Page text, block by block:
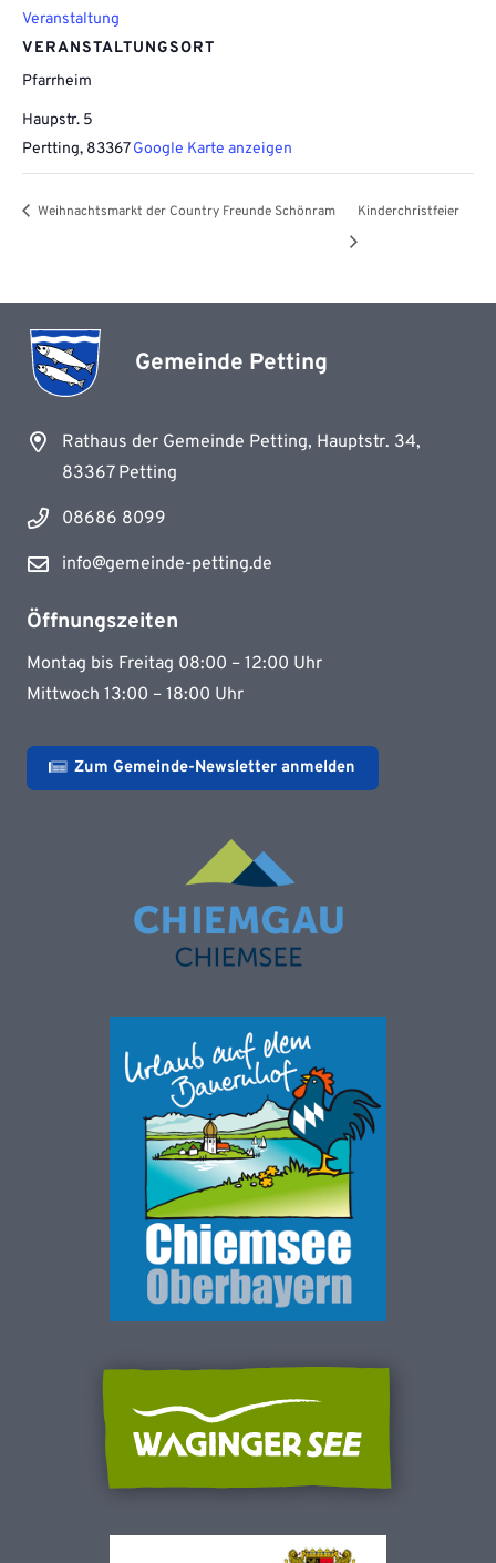
Veranstaltung
VERANSTALTUNGSORT
Pfarrheim
Haupstr. 5
Pertting, 83367 Google Karte anzeigen
Weihnachtsmarkt der Country Freunde Schönram Kinderchristfeier
Gemeinde Petting
Rathaus der Gemeinde Petting, Hauptstr. 34,
83367 Petting
08686 8099
info@gemeinde-petting.de
Öffnungszeiten
Montag bis Freitag 08:00 – 12:00 Uhr
Mittwoch 13:00 – 18:00 Uhr
Zum Gemeinde-Newsletter anmelden